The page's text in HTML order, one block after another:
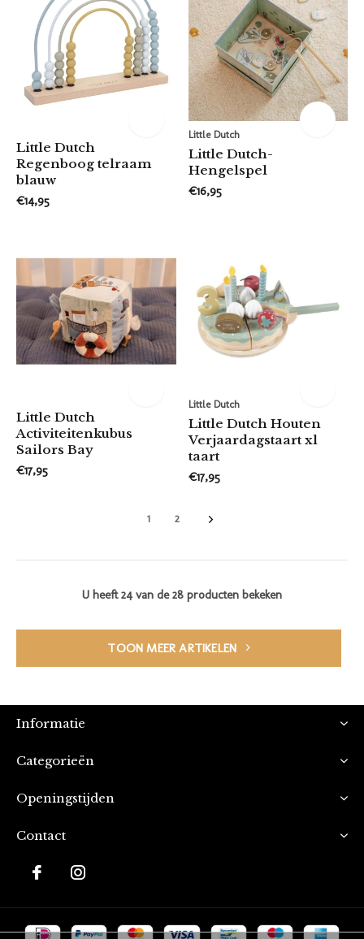
Little Dutch
Regenboog telraam
blauw
€14,95
Little Dutch
Little Dutch-
Hengelspel
€16,95
Little Dutch
Activiteitenkubus
Sailors Bay
€17,95
Little Dutch
Little Dutch Houten
Verjaardagstaart xl
taart
€17,95
1 2
U heeft 24 van de 28 producten bekeken
TOON MEER ARTIKELEN
Informatie
Categorieën
Openingstijden
Contact